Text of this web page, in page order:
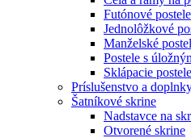
Futónové postele
Jednolôžkové
Manželské
Postele s
Sklápacie postele
Príslušenstvo a
Šatníkové skrine
Nadstavce na
Otvorené skrine